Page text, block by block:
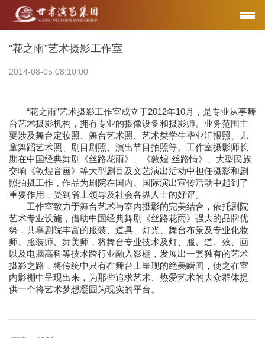
“花之雨”艺术摄影工作室
2014-08-05 08:10:00
“花之雨”艺术摄影工作室成立于2012年10月，是专业从事舞
台艺术摄影机构，拥有专业的摄像设备和摄影师。业务范围主
要涉及舞台定妆照、舞台艺术照、艺术类学生毕业汇报照、儿
童舞蹈艺术照、剧目剧照、演出节目拍照等。工作室摄影师长
期在中国经典舞剧《丝路花雨》、《敦煌·丝路情》、大型民族
交响《敦煌音画》等大型剧目及文艺演出活动中担任摄影和剧
照拍摄工作，作品为剧院在国内、国际演出宣传活动中起到了
重要作用，受到省上领导及社会各界人士的好评。
工作室致力于舞台艺术与室内摄影的完美结合，依托剧院
艺术专业设施，借助中国经典舞剧《丝路花雨》强大的品牌优
势，共享剧院丰富的服装、道具、灯光、舞台布景及专业化妆
师、服装师、舞美师，将舞台专业技术及灯、服、道、效、画
以及电脑高科等技术跨行业融入影棚，发展出一套独有的艺术
摄影之路，将传统中只有在舞台上呈现的绝美瞬间，使之在室
内影棚中呈现出来，为那些追求艺术、热爱艺术的大众群体提
供一个将艺术梦想凝固为现实的平台。